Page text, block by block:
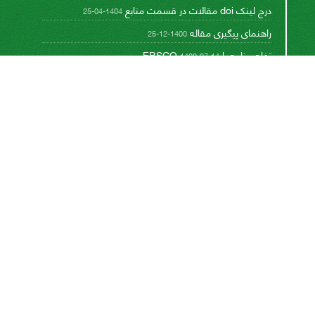
درج لینک doi مقالات در قسمت منابع 1404-04-25
راهنمای پیگیری مقاله 1400-12-25
تفاهم نامه با EBSCO1400-07-14